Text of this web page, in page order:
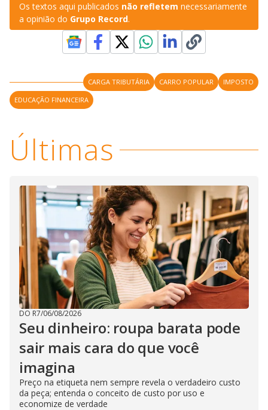
Os textos aqui publicados não refletem necessariamente
a opinião do Grupo Record.
CARGA TRIBUTÁRIA CARRO POPULAR
IMPOSTO
EDUCAÇÃO FINANCEIRA
Últimas
DO R7/06/08/2026
Seu dinheiro: roupa barata pode
sair mais cara do que você
imagina
Preço na etiqueta nem sempre revela o verdadeiro custo
da peça; entenda o conceito de custo por uso e
economize de verdade